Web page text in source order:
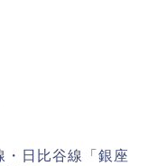
日比谷線「銀座